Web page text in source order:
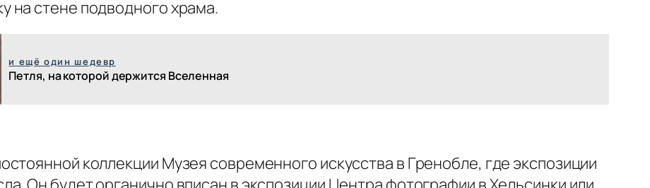
на стене подводного храма.
и ещё один шедевр
Петля, на которой держится Вселенная
коллекции Музея современного искусства в Гренобле, где экспозиции